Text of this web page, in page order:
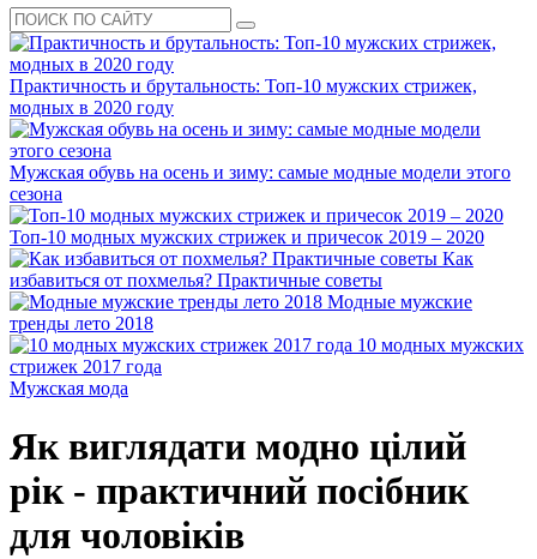
Практичность и брутальность: Топ-10 мужских стрижек,
модных в 2020 году
Мужская обувь на осень и зиму: самые модные модели этого
сезона
Топ-10 модных мужских стрижек и причесок 2019 – 2020
Как
избавиться от похмелья? Практичные советы
Модные мужские
тренды лето 2018
10 модных мужских
стрижек 2017 года
Мужская мода
Як виглядати модно цілий
рік - практичний посібник
для чоловіків